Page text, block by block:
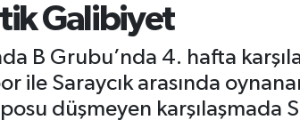
BİST100 13.779
BITCOIN 64.944,08 %-0.18
Galibiyet
B Grubu’nda 4. hafta
ile Saraycık arasında
düşmeyen karşılaşmada